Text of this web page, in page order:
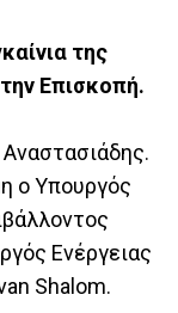
της
Επισκοπή.
ο Υπουργός
Ενέργειας
Shalom.